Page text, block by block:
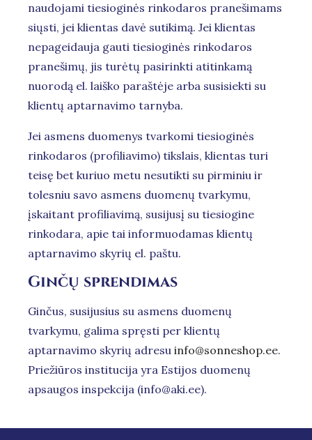
naudojami tiesioginės rinkodaros pranešimams
siųsti, jei klientas davė sutikimą. Jei klientas
nepageidauja gauti tiesioginės rinkodaros
pranešimų, jis turėtų pasirinkti atitinkamą
nuorodą el. laiško paraštėje arba susisiekti su
klientų aptarnavimo tarnyba.
Jei asmens duomenys tvarkomi tiesioginės
rinkodaros (profiliavimo) tikslais, klientas turi
teisę bet kuriuo metu nesutikti su pirminiu ir
tolesniu savo asmens duomenų tvarkymu,
įskaitant profiliavimą, susijusį su tiesiogine
rinkodara, apie tai informuodamas klientų
aptarnavimo skyrių el. paštu.
Ginčų sprendimas
Ginčus, susijusius su asmens duomenų
tvarkymu, galima spręsti per klientų
aptarnavimo skyrių adresu info@sonneshop.ee.
Priežiūros institucija yra Estijos duomenų
apsaugos inspekcija (info@aki.ee).